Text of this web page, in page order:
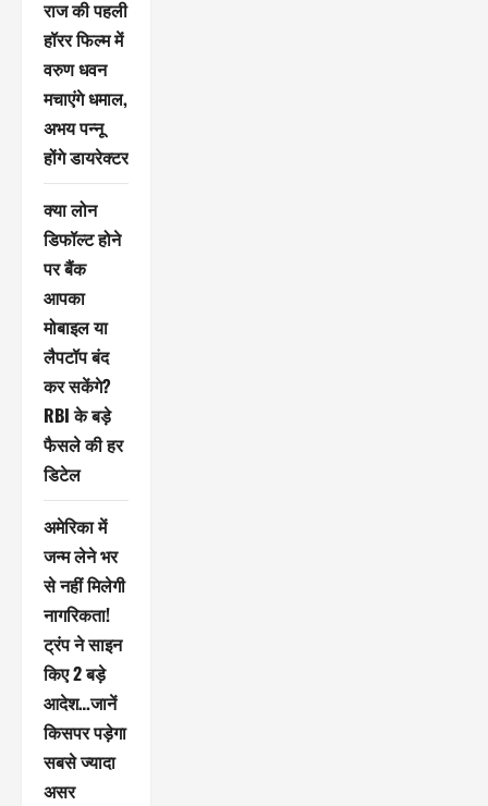
राज की पहली
हॉरर फिल्म में
वरुण धवन
मचाएंगे धमाल,
अभय पन्नू
होंगे डायरेक्टर
क्या लोन
डिफॉल्ट होने
पर बैंक
आपका
मोबाइल या
लैपटॉप बंद
कर सकेंगे?
RBI के बड़े
फैसले की हर
डिटेल
अमेरिका में
जन्म लेने भर
से नहीं मिलेगी
नागरिकता!
ट्रंप ने साइन
किए 2 बड़े
आदेश…जानें
किसपर पड़ेगा
सबसे ज्यादा
असर